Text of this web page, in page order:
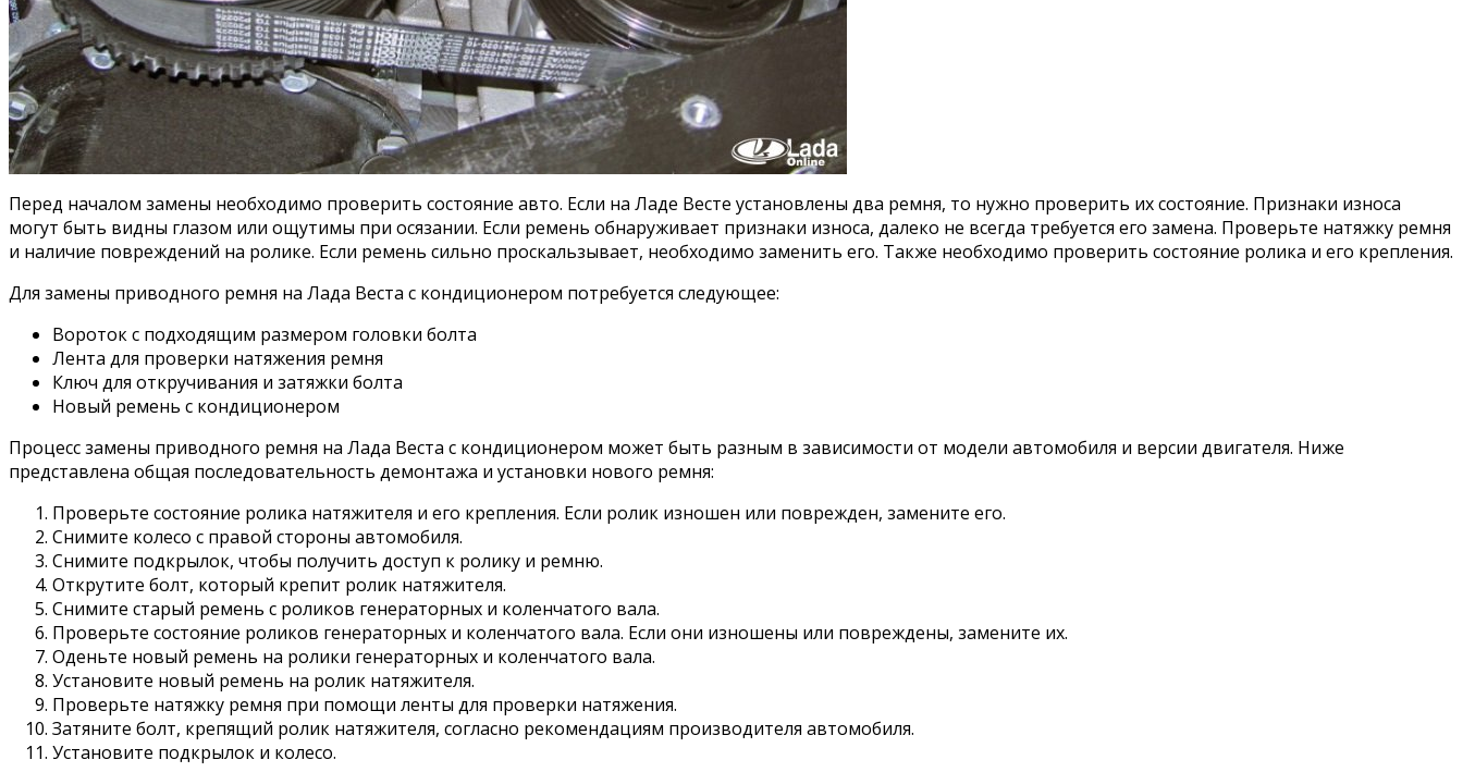
Перед началом замены необходимо проверить состояние авто. Если на Ладе Весте установлены два ремня, то нужно проверить их состояние. Признаки износа
могут быть видны глазом или ощутимы при осязании. Если ремень обнаруживает признаки износа, далеко не всегда требуется его замена. Проверьте натяжку ремня
и наличие повреждений на ролике. Если ремень сильно проскальзывает, необходимо заменить его. Также необходимо проверить состояние ролика и его крепления.
Для замены приводного ремня на Лада Веста с кондиционером потребуется следующее:
Вороток с подходящим размером головки болта
Лента для проверки натяжения ремня
Ключ для откручивания и затяжки болта
Новый ремень с кондиционером
Процесс замены приводного ремня на Лада Веста с кондиционером может быть разным в зависимости от модели автомобиля и версии двигателя. Ниже
представлена общая последовательность демонтажа и установки нового ремня:
Проверьте состояние ролика натяжителя и его крепления. Если ролик изношен или поврежден, замените его.
Снимите колесо с правой стороны автомобиля.
Снимите подкрылок, чтобы получить доступ к ролику и ремню.
Открутите болт, который крепит ролик натяжителя.
Снимите старый ремень с роликов генераторных и коленчатого вала.
Проверьте состояние роликов генераторных и коленчатого вала. Если они изношены или повреждены, замените их.
Оденьте новый ремень на ролики генераторных и коленчатого вала.
Установите новый ремень на ролик натяжителя.
Проверьте натяжку ремня при помощи ленты для проверки натяжения.
Затяните болт, крепящий ролик натяжителя, согласно рекомендациям производителя автомобиля.
Установите подкрылок и колесо.